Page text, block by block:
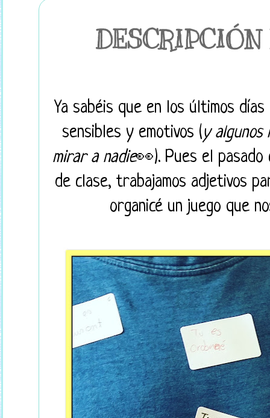
Ya sabéis que en los últimos
sensibles y emotivos (y algunos
mirar a nadie👀). Pues el pasado
de clase, trabajamos adjetivos
organicé un juego que